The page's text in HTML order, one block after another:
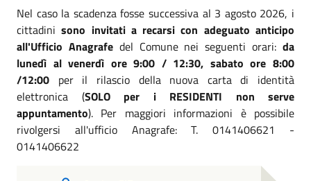
Nel caso la scadenza fosse successiva al 3 agosto 2026, i
cittadinisono invitati a recarsi con adeguato anticipo
all'Ufficio Anagrafedel Comune nei seguenti orari:da
lunedì al venerdì ore 9:00 / 12:30, sabato ore 8:00
/12:00 per il rilascio della nuova carta di identità
elettronica (SOLO
per i RESIDENTI non serve
appuntamento). Per maggiori informazioni è possibile
rivolgersi all'ufficio Anagrafe: T. 0141406621 -
0141406622